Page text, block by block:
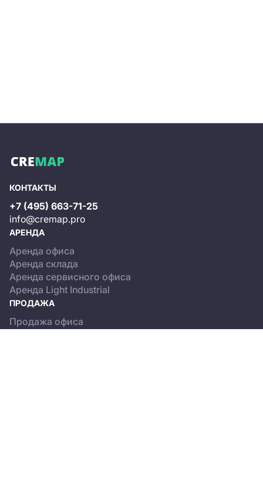
КОНТАКТЫ
+7 (495) 663-71-25
info@cremap.pro
АРЕНДА
Аренда офиса
Аренда склада
Аренда сервисного офиса
Аренда Light Industrial
ПРОДАЖА
Продажа офиса